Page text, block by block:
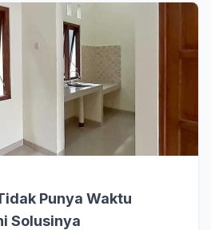
Punya Waktu
Solusinya